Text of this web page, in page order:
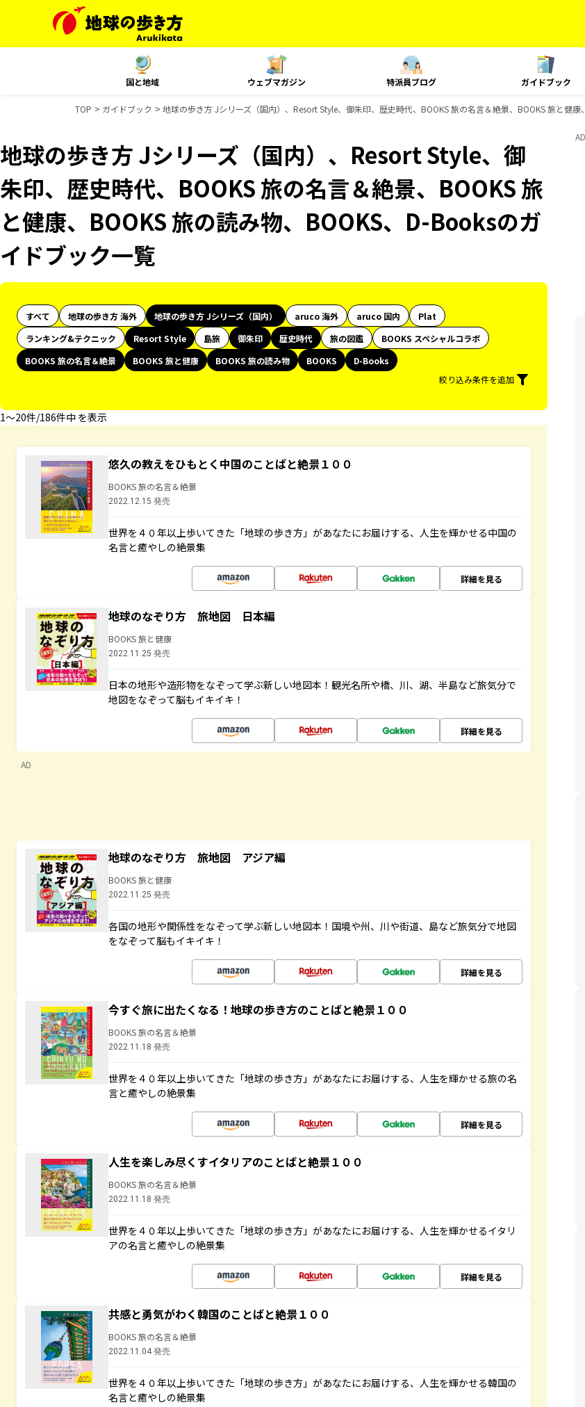
国と地域 ウェブマガジン 特派員ブログ ガイドブック
TOP ガイドブック 地球の歩き方 Jシリーズ（国内）、Resort Style、御朱印、歴史時代、BOOKS 旅の名言＆絶景、BOOKS 旅と健
地球の歩き方 Jシリーズ（国内）、Resort Style、御
朱印、歴史時代、BOOKS 旅の名言＆絶景、BOOKS 旅
と健康、BOOKS 旅の読み物、BOOKS、D-Booksのガ
イドブック一覧
すべて 地球の歩き方 海外 地球の歩き方 Jシリーズ（国内） aruco 海外 aruco 国内
Plat
ランキング&テクニック
Resort Style 島旅 御朱印 歴史時代 旅の図鑑
BOOKS スペシャルコラボ
BOOKS 旅の名言＆絶景
BOOKS 旅と健康 BOOKS 旅の読み物 BOOKS
D-Books
絞り込み条件を追加
1〜20件/186件中 を表示
悠久の教えをひもとく中国のことばと絶景１００
BOOKS 旅の名言＆絶景
2022.12.15 発売
世界を４０年以上歩いてきた「地球の歩き方」があなたにお届けする、人生を輝かせる中国の
名言と癒やしの絶景集
詳細を見る
地球のなぞり方 旅地図 日本編
BOOKS 旅と健康
2022.11.25 発売
日本の地形や造形物をなぞって学ぶ新しい地図本！観光名所や橋、川、湖、半島など旅気分で
地図をなぞって脳もイキイキ！
詳細を見る
AD
地球のなぞり方 旅地図 アジア編
BOOKS 旅と健康
2022.11.25 発売
各国の地形や関係性をなぞって学ぶ新しい地図本！国境や州、川や街道、島など旅気分で地図
をなぞって脳もイキイキ！
詳細を見る
今すぐ旅に出たくなる！地球の歩き方のことばと絶景１００
BOOKS 旅の名言＆絶景
2022.11.18 発売
世界を４０年以上歩いてきた「地球の歩き方」があなたにお届けする、人生を輝かせる旅の名
言と癒やしの絶景集
詳細を見る
人生を楽しみ尽くすイタリアのことばと絶景１００
BOOKS 旅の名言＆絶景
2022.11.18 発売
世界を４０年以上歩いてきた「地球の歩き方」があなたにお届けする、人生を輝かせるイタリ
アの名言と癒やしの絶景集
詳細を見る
共感と勇気がわく韓国のことばと絶景１００
BOOKS 旅の名言＆絶景
2022.11.04 発売
世界を４０年以上歩いてきた「地球の歩き方」があなたにお届けする、人生を輝かせる韓国の
名言と癒やしの絶景集
AD